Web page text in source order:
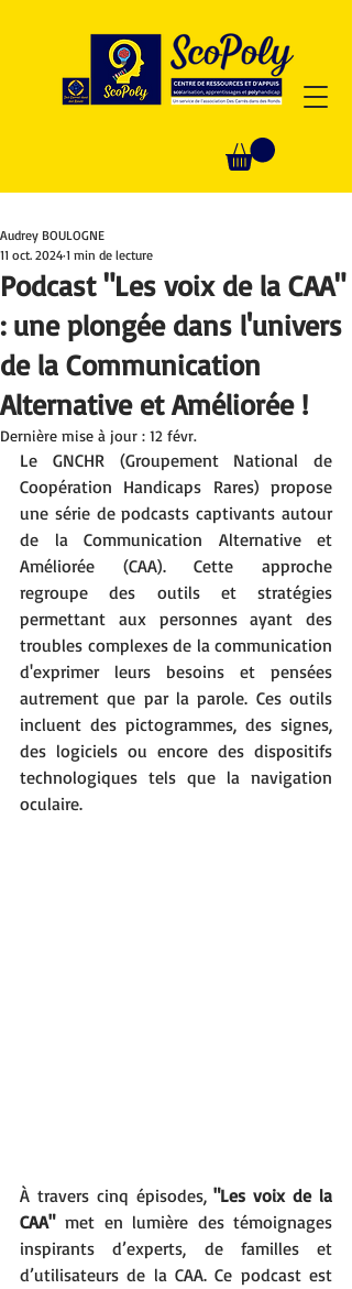
Podcast "Les voix de la CAA"
: une plongée dans l'univers
de la Communication
Alternative et Améliorée !
Audrey BOULOGNE
11 oct. 2024 1 min de lecture
Dernière mise à jour : 12 févr.
Le GNCHR (Groupement National de
Coopération Handicaps Rares) propose
une série de podcasts captivants autour
de la Communication Alternative et
Améliorée (CAA). Cette approche
regroupe des outils et stratégies
permettant aux personnes ayant des
troubles complexes de la communication
d'exprimer leurs besoins et pensées
autrement que par la parole. Ces outils
incluent des pictogrammes, des signes,
des logiciels ou encore des dispositifs
technologiques tels que la navigation
oculaire.
À travers cinq épisodes, "Les voix de la
CAA" met en lumière des témoignages
inspirants d’experts, de familles et
d’utilisateurs de la CAA. Ce podcast est